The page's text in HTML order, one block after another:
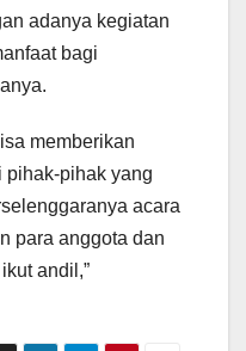
adanya kegiatan
bagi
memberikan
pihak-pihak yang
acara
para anggota dan
andil,”